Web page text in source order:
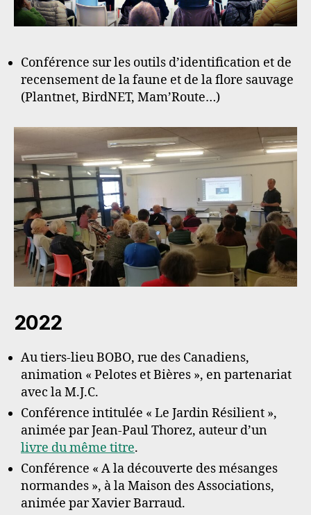
Conférence sur les outils d’identification et de
recensement de la faune et de la flore sauvage
(Plantnet, BirdNET, Mam’Route…)
2022
Au tiers-lieu BOBO, rue des Canadiens,
animation « Pelotes et Bières », en partenariat
avec la M.J.C.
Conférence intitulée « Le Jardin Résilient »,
animée par Jean-Paul Thorez, auteur d’un
livre du même titre.
Conférence « A la découverte des mésanges
normandes », à la Maison des Associations,
animée par Xavier Barraud.